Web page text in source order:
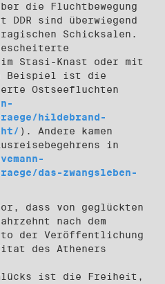
die Fluchtbewegung
DDR sind überwiegend
Schicksalen.
Stasi-Knast oder mit
Beispiel ist die
Ostseefluchten
hildebrand-
). Andere kamen
in
das-zwangsleben-
dass von geglückten
nach dem
der Veröffentlichung
des Atheners
Glücks ist die Freiheit,